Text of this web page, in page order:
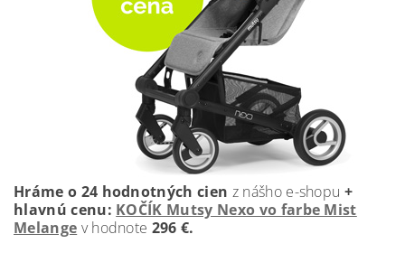
Hráme o 24 hodnotných cien z nášho e-shopu +
hlavnú cenu: KOČÍK Mutsy Nexo vo farbe Mist
Melange v hodnote 296 €.